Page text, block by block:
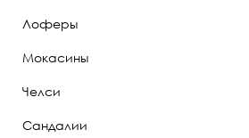
Лоферы
Мокасины
Челси
Сандалии